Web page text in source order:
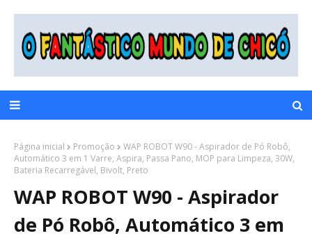
Página inicial Promoção
WAP ROBOT W90 - Aspirador de Pó Robô,
Automático 3 em 1 Varre, Aspira, Passa Pano, MOP para Limpeza, 30W,
Bateria Recarregável, Bivolt, Preto
WAP ROBOT W90 - Aspirador
de Pó Robô, Automático 3 em